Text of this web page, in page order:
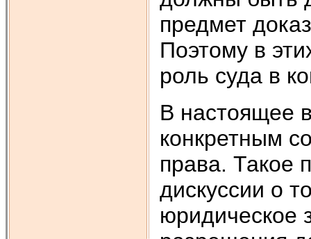
предмет
Поэтому в
роль суда в
В настоящее
конкретным
права. Такое
дискуссии о
юридическое